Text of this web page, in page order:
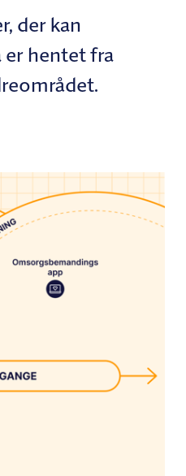
der kan
er hentet fra